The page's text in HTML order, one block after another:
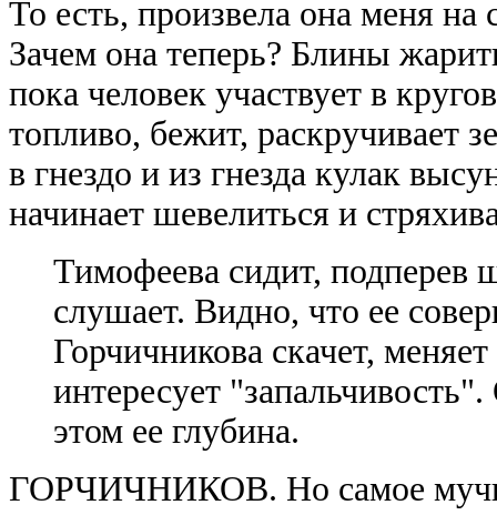
То есть, произвела она меня на
Зачем она теперь? Блины
пока человек участвует в
топливо, бежит, раскручивает
в гнездо и из гнезда кулак
начинает шевелиться и
Тимофеева сидит, подперев
слушает. Видно, что ее
Горчичникова скачет,
интересует
этом ее глубина.
ГОРЧИЧНИКОВ. Но самое